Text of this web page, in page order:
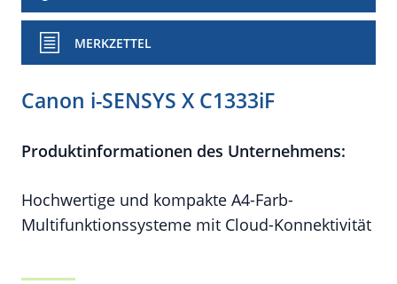
MERKZETTEL
Canon i-SENSYS X C1333iF
Produktinformationen des Unternehmens:
Hochwertige und kompakte A4-Farb-
Multifunktionssysteme mit Cloud-Konnektivität